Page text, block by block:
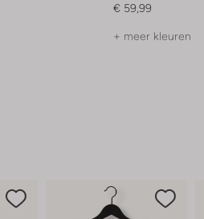
€ 59,99
+ meer kleuren